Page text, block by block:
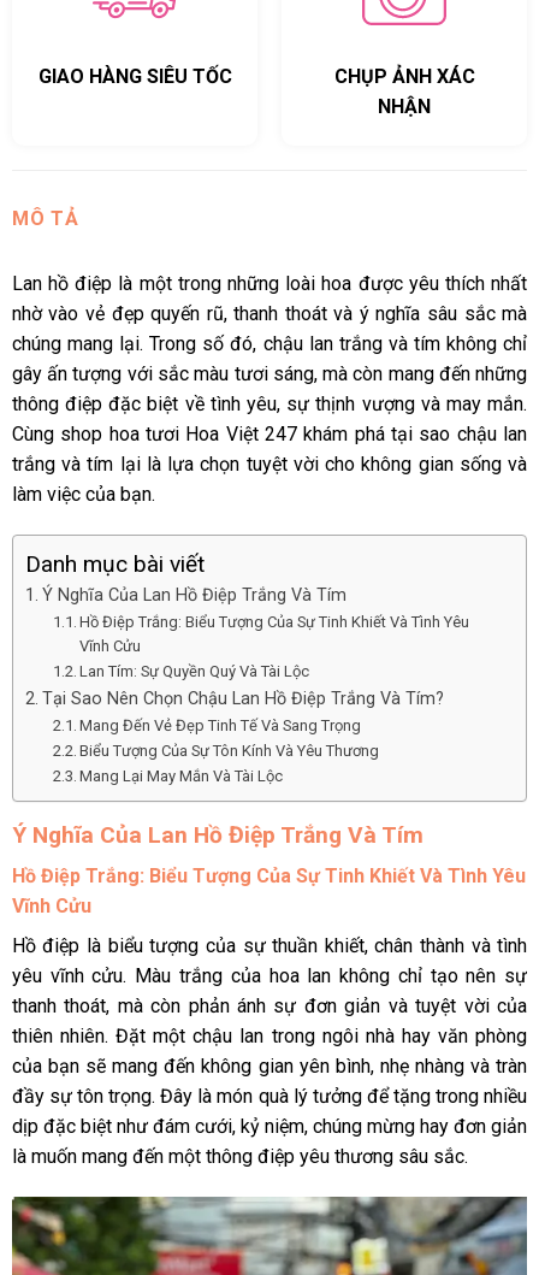
GIAO HÀNG SIÊU TỐC
CHỤP ẢNH XÁC
NHẬN
MÔ TẢ
Lan hồ điệp là một trong những loài hoa được yêu thích nhất
nhờ vào vẻ đẹp quyến rũ, thanh thoát và ý nghĩa sâu sắc mà
chúng mang lại. Trong số đó, chậu lan trắng và tím không chỉ
gây ấn tượng với sắc màu tươi sáng, mà còn mang đến những
thông điệp đặc biệt về tình yêu, sự thịnh vượng và may mắn.
Cùng shop hoa tươi Hoa Việt 247 khám phá tại sao chậu lan
trắng và tím lại là lựa chọn tuyệt vời cho không gian sống và
làm việc của bạn.
Danh mục bài viết
Ý Nghĩa Của Lan Hồ Điệp Trắng Và Tím
Hồ Điệp Trắng: Biểu Tượng Của Sự Tinh Khiết Và Tình Yêu
Vĩnh Cửu
Lan Tím: Sự Quyền Quý Và Tài Lộc
Tại Sao Nên Chọn Chậu Lan Hồ Điệp Trắng Và Tím?
Mang Đến Vẻ Đẹp Tinh Tế Và Sang Trọng
Biểu Tượng Của Sự Tôn Kính Và Yêu Thương
Mang Lại May Mắn Và Tài Lộc
Ý Nghĩa Của Lan Hồ Điệp Trắng Và Tím
Hồ Điệp Trắng: Biểu Tượng Của Sự Tinh Khiết Và Tình Yêu
Vĩnh Cửu
Hồ điệp là biểu tượng của sự thuần khiết, chân thành và tình
yêu vĩnh cửu. Màu trắng của hoa lan không chỉ tạo nên sự
thanh thoát, mà còn phản ánh sự đơn giản và tuyệt vời của
thiên nhiên. Đặt một chậu lan trong ngôi nhà hay văn phòng
của bạn sẽ mang đến không gian yên bình, nhẹ nhàng và tràn
đầy sự tôn trọng. Đây là món quà lý tưởng để tặng trong nhiều
dịp đặc biệt như đám cưới, kỷ niệm, chúng mừng hay đơn giản
là muốn mang đến một thông điệp yêu thương sâu sắc.